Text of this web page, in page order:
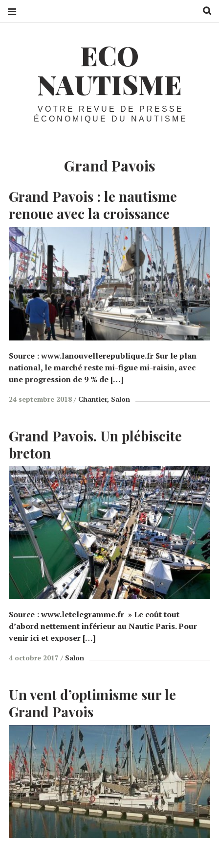
ECO
NAUTISME
VOTRE REVUE DE PRESSE
ÉCONOMIQUE DU NAUTISME
Grand Pavois
Grand Pavois : le nautisme
renoue avec la croissance
Source : www.lanouvellerepublique.fr Sur le plan
national, le marché reste mi-figue mi-raisin, avec
une progression de 9 % de […]
24 septembre 2018 Chantier Salon
Grand Pavois. Un plébiscite
breton
Source : www.letelegramme.fr » Le coût tout
d’abord nettement inférieur au Nautic Paris. Pour
venir ici et exposer […]
4 octobre 2017 Salon
Un vent d’optimisme sur le
Grand Pavois